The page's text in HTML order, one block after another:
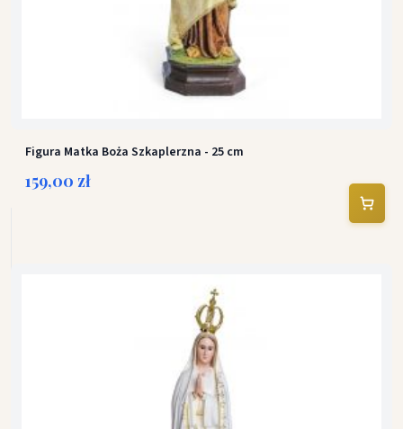
Figura Matka Boża Szkaplerzna - 25 cm
159,00 zł